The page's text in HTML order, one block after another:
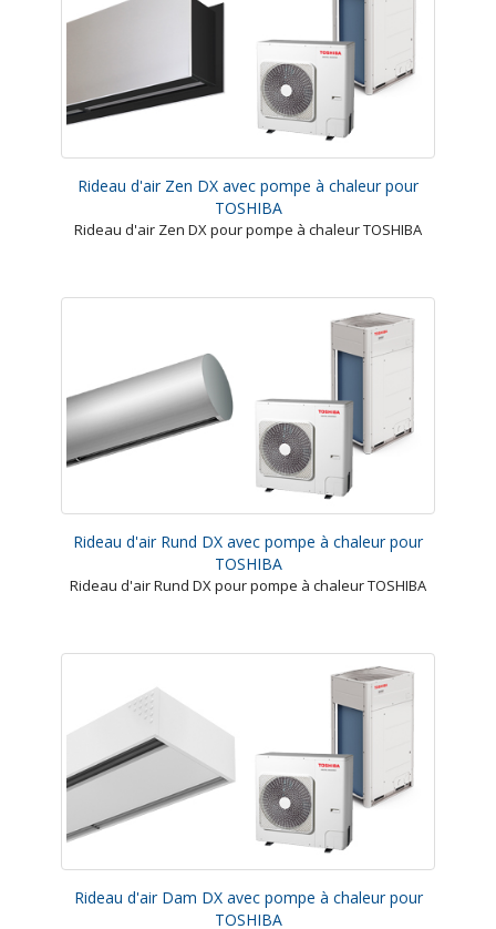
Rideau d'air Zen DX avec pompe à chaleur pour
TOSHIBA
Rideau d'air Zen DX pour pompe à chaleur TOSHIBA
Rideau d'air Rund DX avec pompe à chaleur pour
TOSHIBA
Rideau d'air Rund DX pour pompe à chaleur TOSHIBA
Rideau d'air Dam DX avec pompe à chaleur pour
TOSHIBA